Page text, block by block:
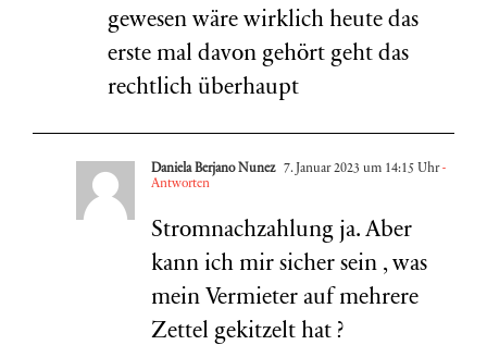
gewesen wäre wirklich heute das
erste mal davon gehört geht das
rechtlich überhaupt
Daniela Berjano Nunez 7. Januar 2023 um 14:15 Uhr-
Antworten
Stromnachzahlung ja. Aber
kann ich mir sicher sein , was
mein Vermieter auf mehrere
Zettel gekitzelt hat ?